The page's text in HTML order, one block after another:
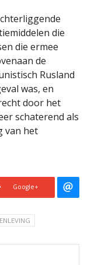
die
die ermee
de
Rusland
was, en
door het
schaterend als
van het
Google+